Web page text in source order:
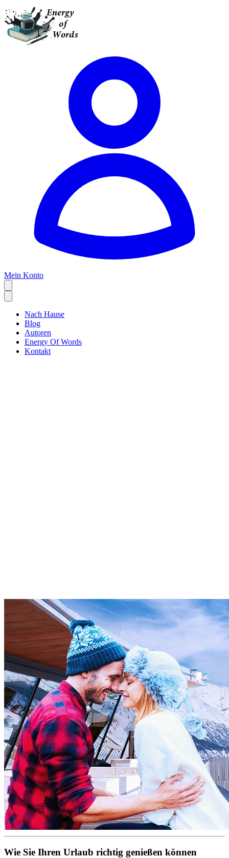
Mein Konto
Nach Hause
Blog
Autoren
Energy Of Words
Kontakt
Wie Sie Ihren Urlaub richtig genießen können